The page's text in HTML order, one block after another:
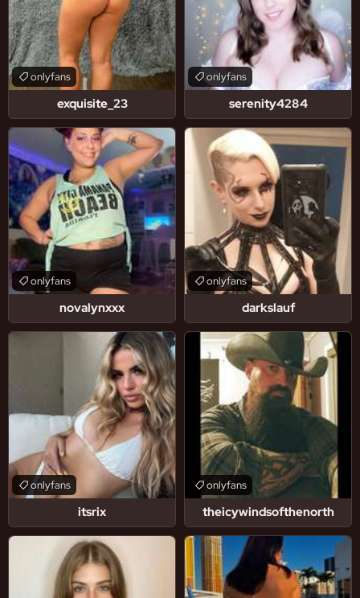
exquisite_23
onlyfans
serenity4284
onlyfans
novalynxxx
onlyfans
darkslauf
onlyfans
itsrix
onlyfans
theicywindsofthenorth
onlyfans